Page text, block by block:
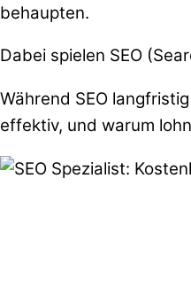
behaupten.
Dabei spielen SEO
Während SEO
effektiv, und warum